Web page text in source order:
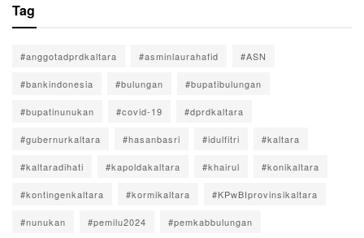
Tag
#anggotadprdkaltara #asminlaurahafid #ASN
#bankindonesia #bulungan #bupatibulungan
#bupatinunukan #covid-19 #dprdkaltara
#gubernurkaltara #hasanbasri #idulfitri #kaltara
#kaltaradihati #kapoldakaltara #khairul #konikaltara
#kontingenkaltara #kormikaltara #KPwBIprovinsikaltara
#nunukan #pemilu2024 #pemkabbulungan